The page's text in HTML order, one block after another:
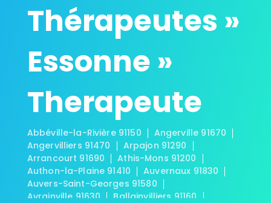
Thérapeutes »
Essonne »
Therapeute
Abbéville-la-Rivière 91150
Angerville 91670
Angervilliers 91470
Arpajon 91290
Arrancourt 91690
Athis-Mons 91200
Authon-la-Plaine 91410
Auvernaux 91830
Auvers-Saint-Georges 91580
Avrainville 91630
Ballainvilliers 91160